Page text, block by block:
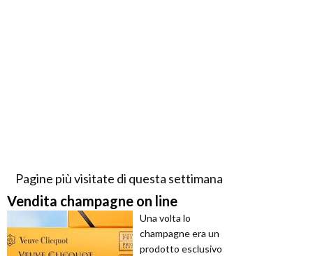
Pagine più visitate di questa settimana
Vendita champagne on line
Una volta lo
champagne era un
prodotto esclusivo